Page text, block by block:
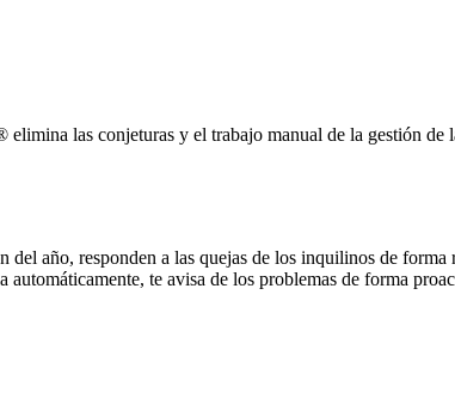
las conjeturas y el trabajo manual de la gestión de
año, responden a las quejas de los inquilinos de forma
te avisa de los problemas de forma